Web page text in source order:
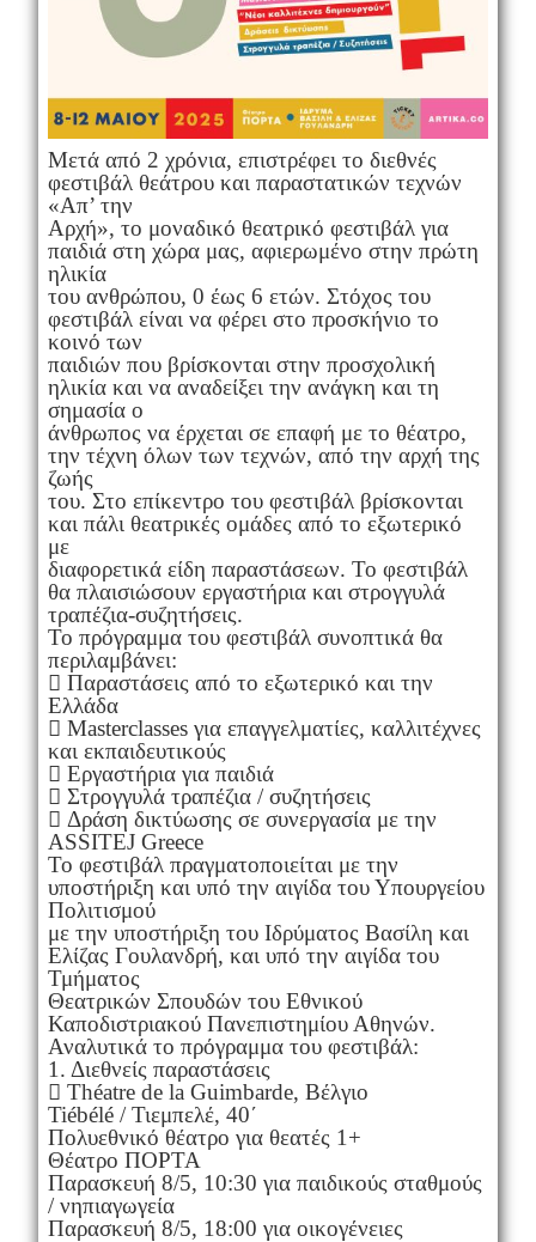
Μετά από 2 χρόνια, επιστρέφει το διεθνές
φεστιβάλ θεάτρου και παραστατικών τεχνών
«Απ’ την
Αρχή», το μοναδικό θεατρικό φεστιβάλ για
παιδιά στη χώρα μας, αφιερωμένο στην πρώτη
ηλικία
του ανθρώπου, 0 έως 6 ετών. Στόχος του
φεστιβάλ είναι να φέρει στο προσκήνιο το
κοινό των
παιδιών που βρίσκονται στην προσχολική
ηλικία και να αναδείξει την ανάγκη και τη
σημασία ο
άνθρωπος να έρχεται σε επαφή με το θέατρο,
την τέχνη όλων των τεχνών, από την αρχή της
ζωής
του. Στο επίκεντρο του φεστιβάλ βρίσκονται
και πάλι θεατρικές ομάδες από το εξωτερικό
με
διαφορετικά είδη παραστάσεων. Το φεστιβάλ
θα πλαισιώσουν εργαστήρια και στρογγυλά
τραπέζια-συζητήσεις.
Το πρόγραμμα του φεστιβάλ συνοπτικά θα
περιλαμβάνει:
 Παραστάσεις από το εξωτερικό και την
Ελλάδα
 Masterclasses για επαγγελματίες, καλλιτέχνες
και εκπαιδευτικούς
 Εργαστήρια για παιδιά
 Στρογγυλά τραπέζια / συζητήσεις
 Δράση δικτύωσης σε συνεργασία με την
ASSITEJ Greece
Το φεστιβάλ πραγματοποιείται με την
υποστήριξη και υπό την αιγίδα του Υπουργείου
Πολιτισμού
με την υποστήριξη του Ιδρύματος Βασίλη και
Ελίζας Γουλανδρή, και υπό την αιγίδα του
Τμήματος
Θεατρικών Σπουδών του Εθνικού
Καποδιστριακού Πανεπιστημίου Αθηνών.
Αναλυτικά το πρόγραμμα του φεστιβάλ:
1. Διεθνείς παραστάσεις
 Théatre de la Guimbarde, Βέλγιο
Tiébélé / Τιεμπελέ, 40΄
Πολυεθνικό θέατρο για θεατές 1+
Θέατρο ΠΟΡΤΑ
Παρασκευή 8/5, 10:30 για παιδικούς σταθμούς
/ νηπιαγωγεία
Παρασκευή 8/5, 18:00 για οικογένειες